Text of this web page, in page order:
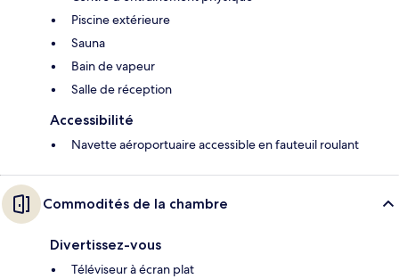
Piscine extérieure
Sauna
Bain de vapeur
Salle de réception
Accessibilité
Navette aéroportuaire accessible en fauteuil roulant
Commodités de la chambre
Divertissez-vous
Téléviseur à écran plat